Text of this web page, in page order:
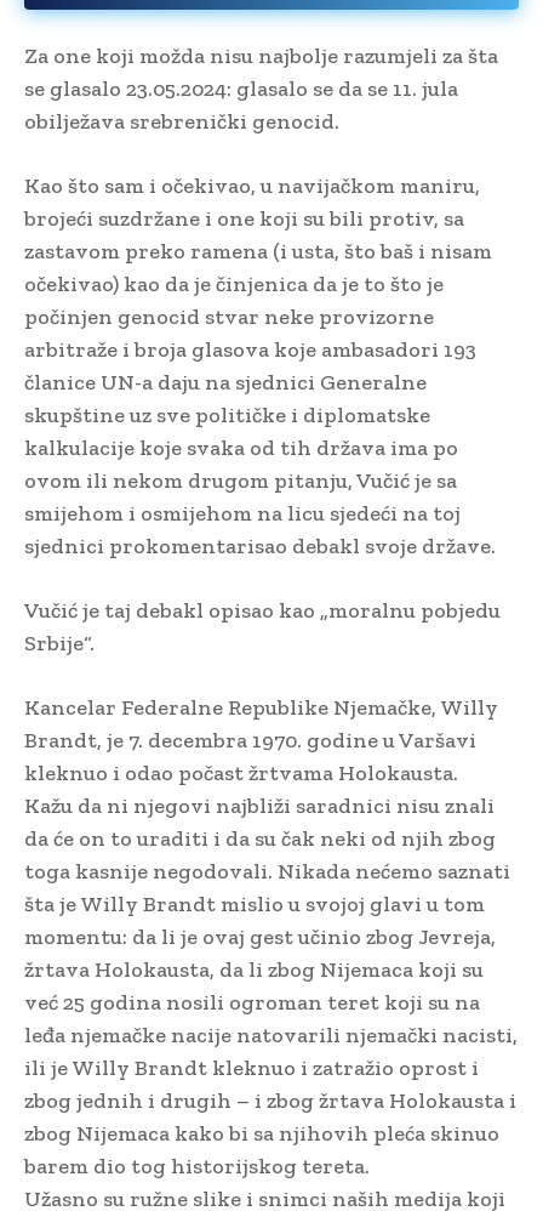
Za one koji možda nisu najbolje razumjeli za šta
se glasalo 23.05.2024: glasalo se da se 11. jula
obilježava srebrenički genocid.
Kao što sam i očekivao, u navijačkom maniru,
brojeći suzdržane i one koji su bili protiv, sa
zastavom preko ramena (i usta, što baš i nisam
očekivao) kao da je činjenica da je to što je
počinjen genocid stvar neke provizorne
arbitraže i broja glasova koje ambasadori 193
članice UN-a daju na sjednici Generalne
skupštine uz sve političke i diplomatske
kalkulacije koje svaka od tih država ima po
ovom ili nekom drugom pitanju, Vučić je sa
smijehom i osmijehom na licu sjedeći na toj
sjednici prokomentarisao debakl svoje države.
Vučić je taj debakl opisao kao „moralnu pobjedu
Srbije“.
Kancelar Federalne Republike Njemačke, Willy
Brandt, je 7. decembra 1970. godine u Varšavi
kleknuo i odao počast žrtvama Holokausta.
Kažu da ni njegovi najbliži saradnici nisu znali
da će on to uraditi i da su čak neki od njih zbog
toga kasnije negodovali. Nikada nećemo saznati
šta je Willy Brandt mislio u svojoj glavi u tom
momentu: da li je ovaj gest učinio zbog Jevreja,
žrtava Holokausta, da li zbog Nijemaca koji su
već 25 godina nosili ogroman teret koji su na
leđa njemačke nacije natovarili njemački nacisti,
ili je Willy Brandt kleknuo i zatražio oprost i
zbog jednih i drugih – i zbog žrtava Holokausta i
zbog Nijemaca kako bi sa njihovih pleća skinuo
barem dio tog historijskog tereta.
Užasno su ružne slike i snimci naših medija koji